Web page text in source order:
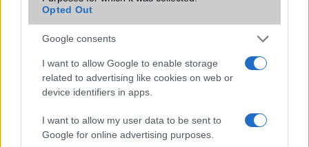
Opted Out
Google consents
I want to allow Google to enable storage
related to advertising like cookies on web or
device identifiers in apps.
I want to allow my user data to be sent to
Google for online advertising purposes.
KAPCSOLÓDÓ HÍREK
Ez lenne az új iPhone 17 Pro? Az Apple radikálisan
újragondolta a hátlapot!
akkumulátoridőben az iPhone 17 Pro-val szemben